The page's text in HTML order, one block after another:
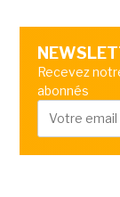
Recevez
abonnés